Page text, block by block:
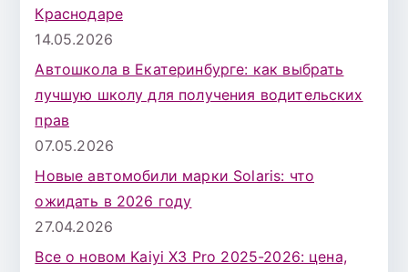
Краснодаре
14.05.2026
Автошкола в Екатеринбурге: как выбрать
лучшую школу для получения водительских
прав
07.05.2026
Новые автомобили марки Solaris: что
ожидать в 2026 году
27.04.2026
Все о новом Kaiyi X3 Pro 2025-2026: цена,